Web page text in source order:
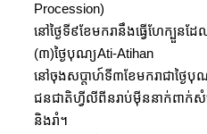
Procession)
នៅថ្ងៃទី៩ខែមករានឹងធ្វើហែក្បួនដ
(៣)ថ្ងៃបុណ្យAti-Atihan
នៅចុងសប្តាហ៍ទី៣ខែមករាជាថ្ង
ជនជាតិហ្វីលីពីនរាប់ម៉ីននាក់ពាក់
និងរាំ។